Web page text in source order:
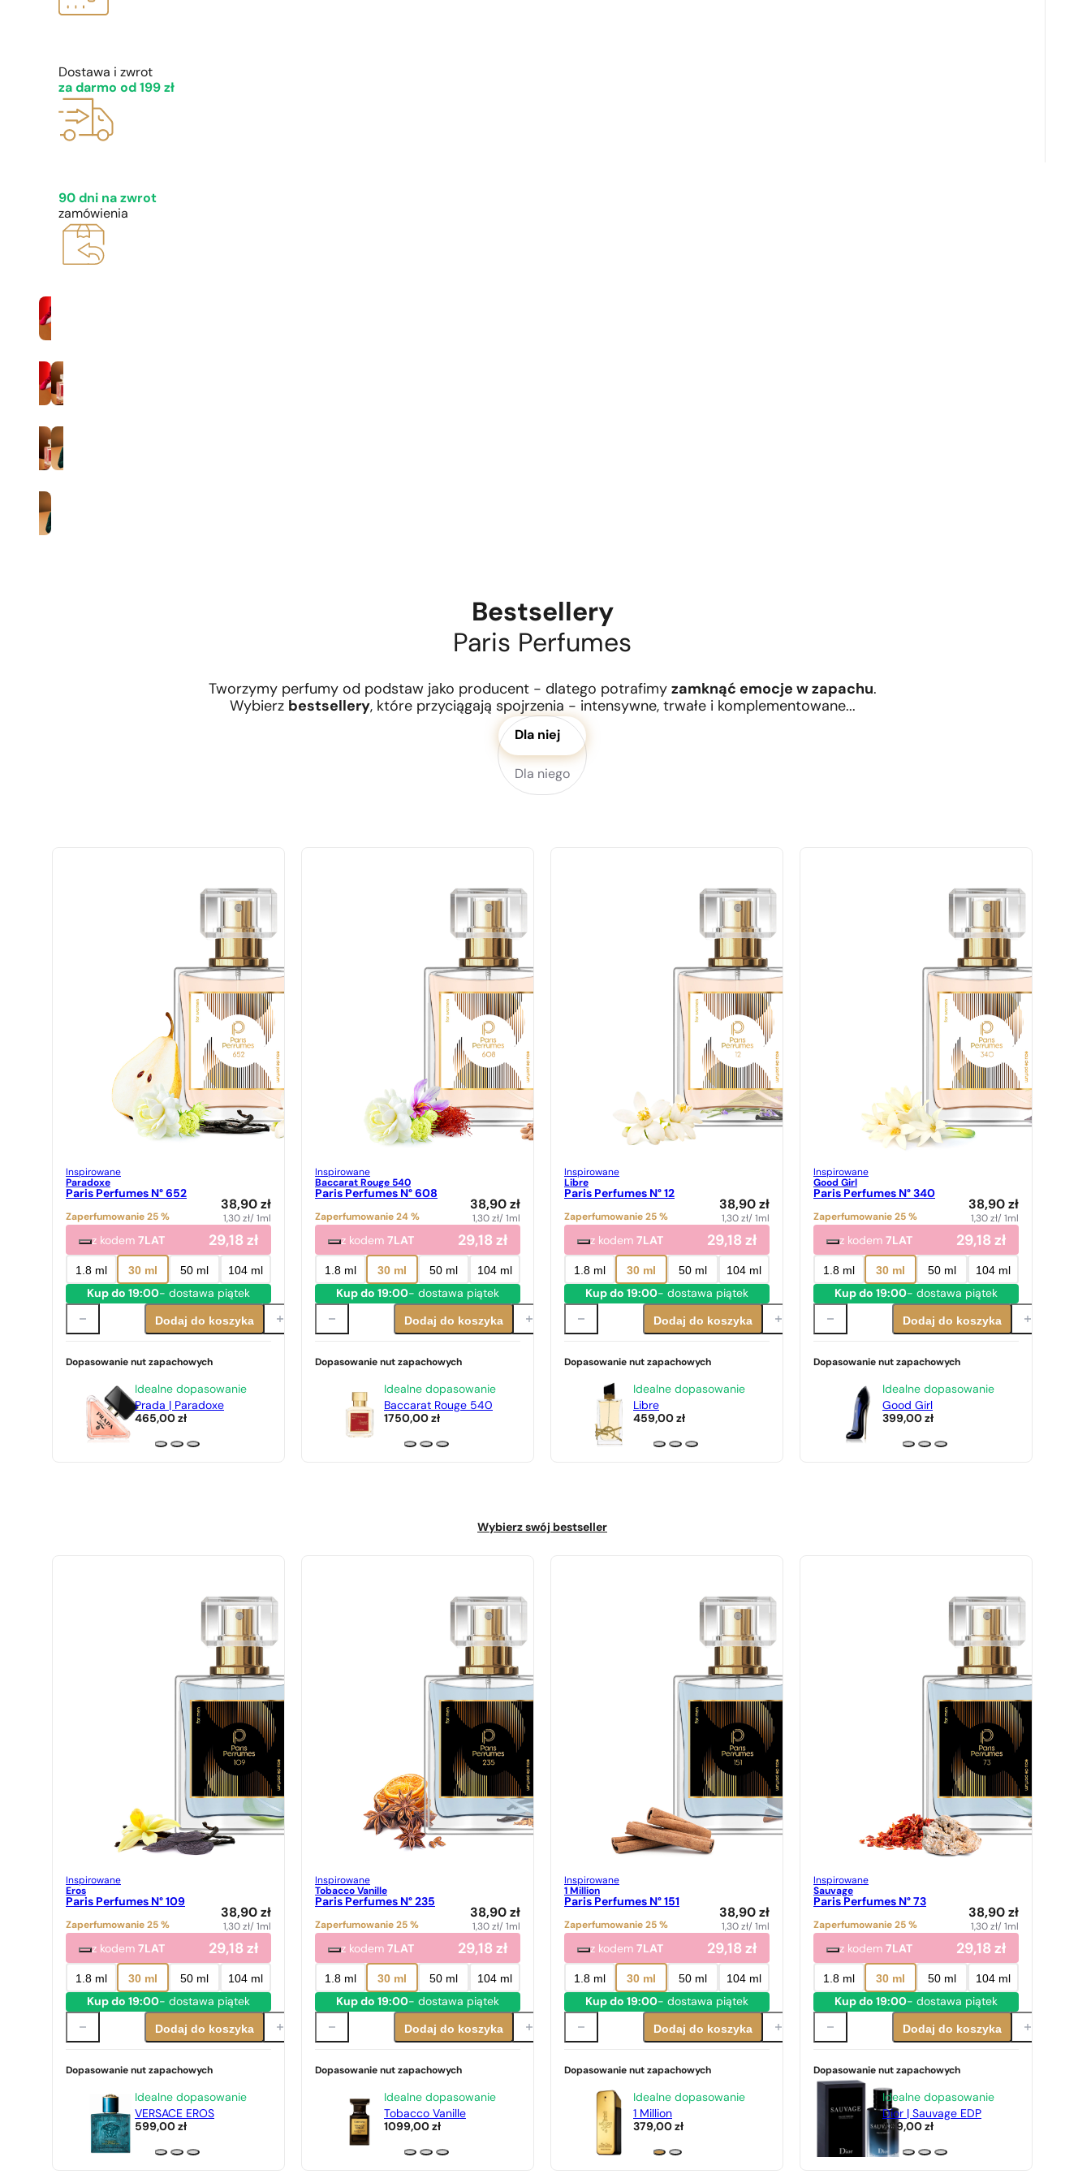
Dostawa i zwrot
za darmo od 199 zł
90 dni na zwrot
zamówienia
Kobiety
Zaperfumowanie 35%
Mężczyźni
Bestsellery
Paris Perfumes
Tworzymy perfumy od podstaw jako producent - dlatego potrafimy zamknąć emocje w zapachu.
Wybierz bestsellery, które przyciągają spojrzenia - intensywne, trwałe i komplementowane...
Dla niej
Dla niego
Inspirowane
Paradoxe
Paris Perfumes N° 652
Zaperfumowanie 25 %
38,90 zł
1,30 zł/ 1ml
z kodem 7LAT 29,18 zł
1.8 ml 30 ml 50 ml 104 ml
Kup do 19:00- dostawa piątek
Dodaj do koszyka
Dopasowanie nut zapachowych
Idealne dopasowanie
Prada | Paradoxe
465,00 zł
Inspirowane
Baccarat Rouge 540
Paris Perfumes N° 608
Zaperfumowanie 24 %
38,90 zł
1,30 zł/ 1ml
z kodem 7LAT 29,18 zł
1.8 ml 30 ml 50 ml 104 ml
Kup do 19:00- dostawa piątek
Dodaj do koszyka
Dopasowanie nut zapachowych
Idealne dopasowanie
Baccarat Rouge 540
1750,00 zł
Inspirowane
Libre
Paris Perfumes N° 12
Zaperfumowanie 25 %
38,90 zł
1,30 zł/ 1ml
z kodem 7LAT 29,18 zł
1.8 ml 30 ml 50 ml 104 ml
Kup do 19:00- dostawa piątek
Dodaj do koszyka
Dopasowanie nut zapachowych
Idealne dopasowanie
Libre
459,00 zł
Inspirowane
Good Girl
Paris Perfumes N° 340
Zaperfumowanie 25 %
38,90 zł
1,30 zł/ 1ml
z kodem 7LAT 29,18 zł
1.8 ml 30 ml 50 ml 104 ml
Kup do 19:00- dostawa piątek
Dodaj do koszyka
Dopasowanie nut zapachowych
Idealne dopasowanie
Good Girl
399,00 zł
Wybierz swój bestseller
Inspirowane
Eros
Paris Perfumes N° 109
Zaperfumowanie 25 %
38,90 zł
1,30 zł/ 1ml
z kodem 7LAT 29,18 zł
1.8 ml 30 ml 50 ml 104 ml
Kup do 19:00- dostawa piątek
Dodaj do koszyka
Dopasowanie nut zapachowych
Idealne dopasowanie
VERSACE EROS
599,00 zł
Inspirowane
Tobacco Vanille
Paris Perfumes N° 235
Zaperfumowanie 25 %
38,90 zł
1,30 zł/ 1ml
z kodem 7LAT 29,18 zł
1.8 ml 30 ml 50 ml 104 ml
Kup do 19:00- dostawa piątek
Dodaj do koszyka
Dopasowanie nut zapachowych
Idealne dopasowanie
Tobacco Vanille
1099,00 zł
Inspirowane
1 Million
Paris Perfumes N° 151
Zaperfumowanie 25 %
38,90 zł
1,30 zł/ 1ml
z kodem 7LAT 29,18 zł
1.8 ml 30 ml 50 ml 104 ml
Kup do 19:00- dostawa piątek
Dodaj do koszyka
Dopasowanie nut zapachowych
Idealne dopasowanie
1 Million
379,00 zł
Inspirowane
Sauvage
Paris Perfumes N° 73
Zaperfumowanie 25 %
38,90 zł
1,30 zł/ 1ml
z kodem 7LAT 29,18 zł
1.8 ml 30 ml 50 ml 104 ml
Kup do 19:00- dostawa piątek
Dodaj do koszyka
Dopasowanie nut zapachowych
Idealne dopasowanie
Dior | Sauvage EDP
389,00 zł